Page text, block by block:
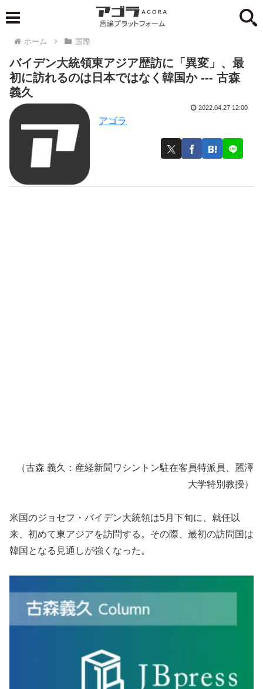
ホーム 国際
バイデン大統領東アジア歴訪に「異変」、最
初に訪れるのは日本ではなく韓国か --- 古森
義久
アゴラ
2022.04.27 12:00
（古森 義久：産経新聞ワシントン駐在客員特派員、麗澤
大学特別教授）
米国のジョセフ・バイデン大統領は5月下旬に、就任以
来、初めて東アジアを訪問する。その際、最初の訪問国は
韓国となる見通しが強くなった。